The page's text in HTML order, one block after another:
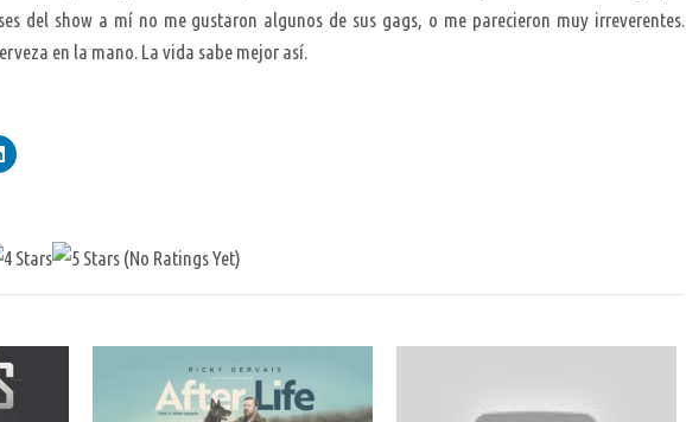
del show a mí no me gustaron algunos de sus gags, o me parecieron muy irreverentes.
en la mano. La vida sabe mejor así.
(No Ratings Yet)